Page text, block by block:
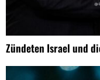
Zündeten Israel und